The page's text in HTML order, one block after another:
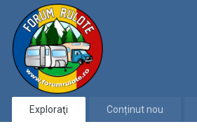
Exploraţi Conținut nou